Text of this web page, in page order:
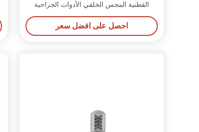
القطنية المجس الخلفي الأدوات الجراحية
احصل على افضل سعر